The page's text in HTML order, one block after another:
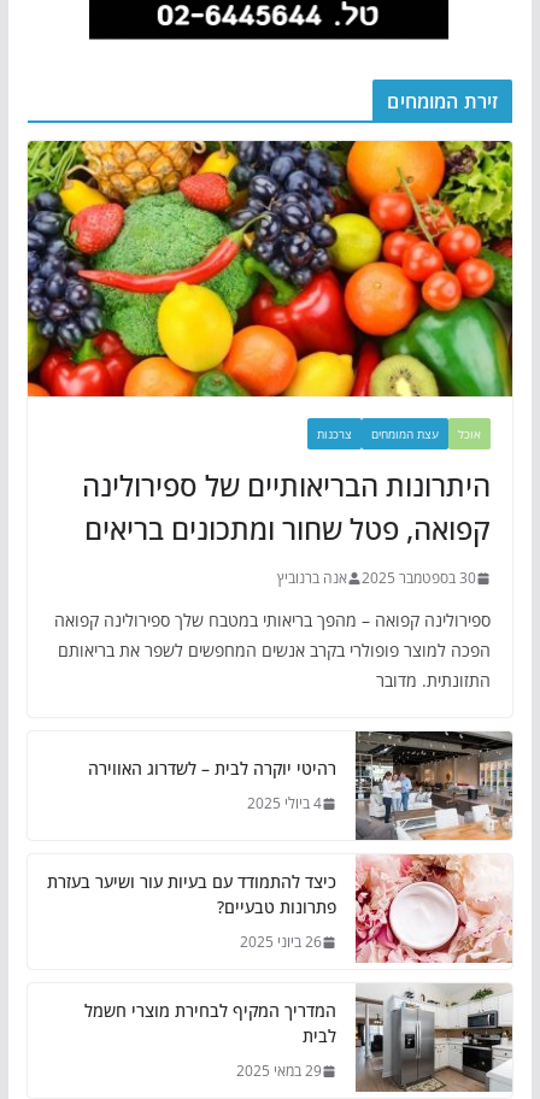
זירת המומחים
אוכל עצת המומחים צרכנות
היתרונות הבריאותיים של ספירולינה
קפואה, פטל שחור ומתכונים בריאים
30 בספטמבר 2025 אנה ברנוביץ
ספירולינה קפואה – מהפך בריאותי במטבח שלך ספירולינה קפואה
הפכה למוצר פופולרי בקרב אנשים המחפשים לשפר את בריאותם
התזונתית. מדובר
רהיטי יוקרה לבית – לשדרוג האווירה
4 ביולי 2025
כיצד להתמודד עם בעיות עור ושיער בעזרת
פתרונות טבעיים?
26 ביוני 2025
המדריך המקיף לבחירת מוצרי חשמל
לבית
29 במאי 2025